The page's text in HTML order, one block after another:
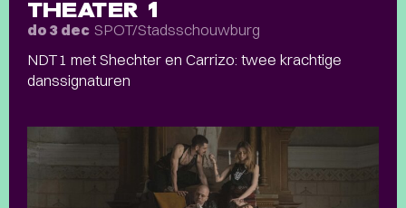
THEATER 1
do 3 dec SPOT/Stadsschouwburg
NDT1 met Shechter en Carrizo: twee krachtige
danssignaturen